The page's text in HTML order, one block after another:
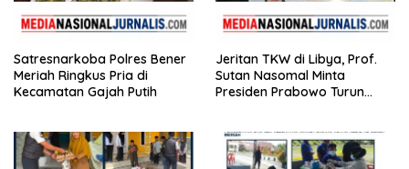
Satresnarkoba Polres Bener
Meriah Ringkus Pria di
Kecamatan Gajah Putih
Jeritan TKW di Libya, Prof.
Sutan Nasomal Minta
Presiden Prabowo Turun